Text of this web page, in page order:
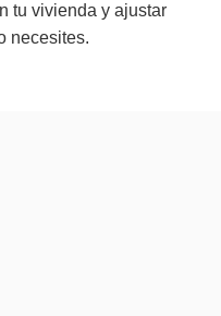
tu vivienda y ajustar
necesites.